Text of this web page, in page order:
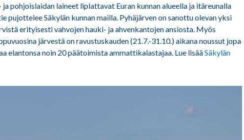
pohjoislaidan laineet liplattavat Euran kunnan alueella ja itäreunalla
pujottelee Säkylän kunnan mailla. Pyhäjärven on sanottu olevan yksi
erityisesti vahvojen hauki- ja ahvenkantojen ansiosta. Myös
järvestä on ravustuskauden (21.7.-31.10.) aikana noussut jopa
elantonsa noin 20 päätoimista ammattikalastajaa. Lue lisääSäkylän